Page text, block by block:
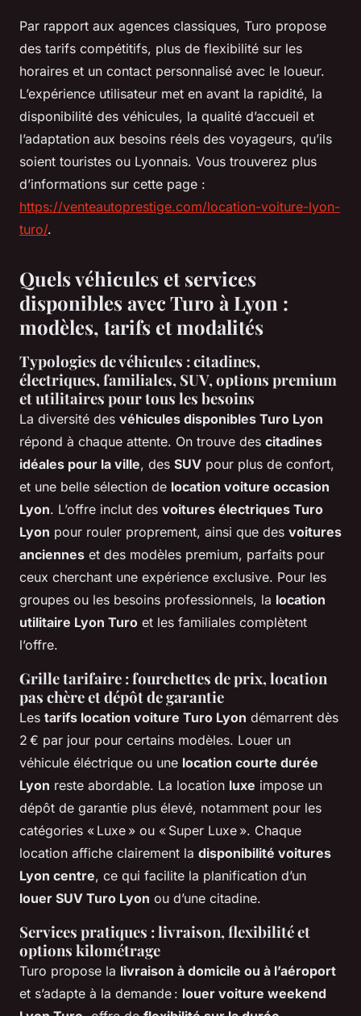
Par rapport aux agences classiques, Turo propose
des tarifs compétitifs, plus de flexibilité sur les
horaires et un contact personnalisé avec le loueur.
L’expérience utilisateur met en avant la rapidité, la
disponibilité des véhicules, la qualité d’accueil et
l’adaptation aux besoins réels des voyageurs, qu’ils
soient touristes ou Lyonnais. Vous trouverez plus
d’informations sur cette page :
https://venteautoprestige.com/location-voiture-lyon-
turo/.
Quels véhicules et services
disponibles avec Turo à Lyon :
modèles, tarifs et modalités
Typologies de véhicules : citadines,
électriques, familiales, SUV, options premium
et utilitaires pour tous les besoins
La diversité des véhicules disponibles Turo Lyon
répond à chaque attente. On trouve des citadines
idéales pour la ville, des SUV pour plus de confort,
et une belle sélection de location voiture occasion
Lyon. L’offre inclut des voitures électriques Turo
Lyon pour rouler proprement, ainsi que des voitures
anciennes et des modèles premium, parfaits pour
ceux cherchant une expérience exclusive. Pour les
groupes ou les besoins professionnels, la location
utilitaire Lyon Turo et les familiales complètent
l’offre.
Grille tarifaire : fourchettes de prix, location
pas chère et dépôt de garantie
Les tarifs location voiture Turo Lyon démarrent dès
2 € par jour pour certains modèles. Louer un
véhicule éléctrique ou une location courte durée
Lyon reste abordable. La location luxe impose un
dépôt de garantie plus élevé, notamment pour les
catégories « Luxe » ou « Super Luxe ». Chaque
location affiche clairement la disponibilité voitures
Lyon centre, ce qui facilite la planification d’un
louer SUV Turo Lyon ou d’une citadine.
Services pratiques : livraison, flexibilité et
options kilométrage
Turo propose la livraison à domicile ou à l’aéroport
et s’adapte à la demande : louer voiture weekend